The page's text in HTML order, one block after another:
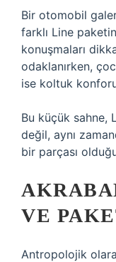
Bir otomobil
farklı Line
konuşmaları
odaklanırken,
ise koltuk
Bu küçük sahne,
değil, aynı
bir parçası
VE
Antropolojik